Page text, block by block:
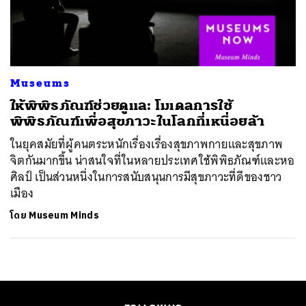
Museums
ให้พิพิธภัณฑ์ช่วยดูแล: โมเดลการใช้
พิพิธภัณฑ์เพื่อสุขภาวะในโลกที่เหนื่อยล้า
ในยุคสมัยที่ผู้คนตระหนักเรื่องเรื่องสุขภาพกายและสุขภาพ
จิตกันมากขึ้น น่าสนใจที่ในหลายประเทศใช้พิพิธภัณฑ์และหอ
ศิลป์ เป็นส่วนหนึ่งในการสนับสนุนการมีสุขภาวะที่ดีของชาว
เมือง
โดย Museum Minds
SHARE EMAIL